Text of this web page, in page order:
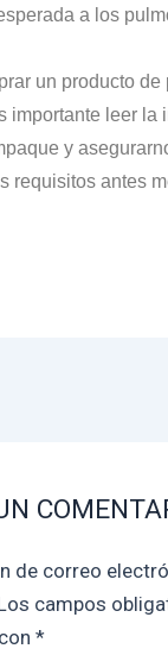
a los
un producto de
importante leer la
y
requisitos antes
de correo
campos
*